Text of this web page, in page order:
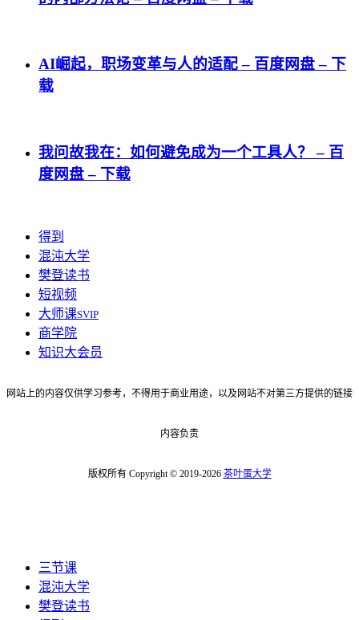
AI崛起，职场变革与人的适配 – 百度网盘 – 下
载
我问故我在：如何避免成为一个工具人？ – 百
度网盘 – 下载
得到
混沌大学
樊登读书
短视频
大师课SVIP
商学院
知识大会员
网站上的内容仅供学习参考，不得用于商业用途，以及网站不对第三方提供的链接
内容负责
版权所有 Copyright © 2019-2026 茶叶蛋大学
三节课
混沌大学
樊登读书